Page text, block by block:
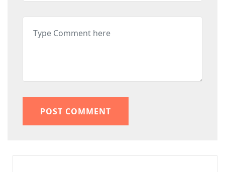
POST COMMENT